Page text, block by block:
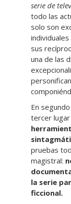
serie de
todo las
solo son
sus
una de las
En
tercer lugar
pruebas
magistral:
la serie
ficcional.